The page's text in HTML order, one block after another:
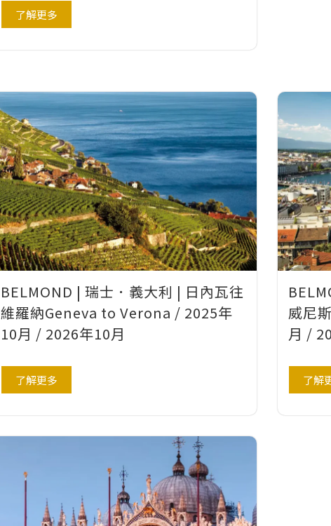
了解更多
BELMOND | 瑞士．義大利 | 日內瓦往
維羅納Geneva to Verona / 2025年
10月 / 2026年10月
了解更多
威尼
月 /
了解